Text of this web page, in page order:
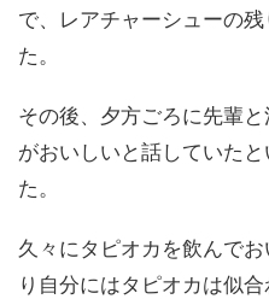
で、レアチャーシューの
た。
その後、夕方ごろに先輩
がおいしいと話していた
た。
久々にタピオカを飲んで
り自分にはタピオカは似